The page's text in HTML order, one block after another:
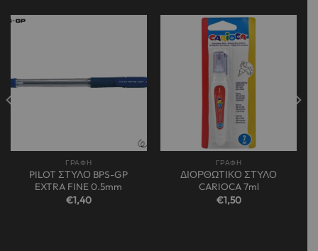
ΓΡΑΦΗ
PILOT ΣΤΥΛΟ BPS-GP
EXTRA FINE 0.5mm
€1,40
ΓΡΑΦΗ
ΔΙΟΡΘΩΤΙΚΟ ΣΤΥΛΟ
CARIOCA 7ml
€1,50